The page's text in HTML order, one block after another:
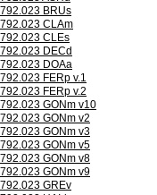
792.023 BRUs
792.023 CLAm
792.023 CLEs
792.023 DECd
792.023 DOAa
792.023 FERp v.1
792.023 FERp v.2
792.023 GONm v10
792.023 GONm v2
792.023 GONm v3
792.023 GONm v5
792.023 GONm v8
792.023 GONm v9
792.023 GREv